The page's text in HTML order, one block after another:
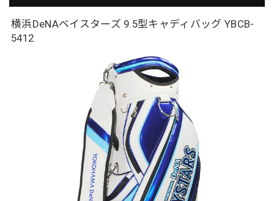
横浜DeNAベイスターズ 9.5型キャディバッグ YBCB-
5412